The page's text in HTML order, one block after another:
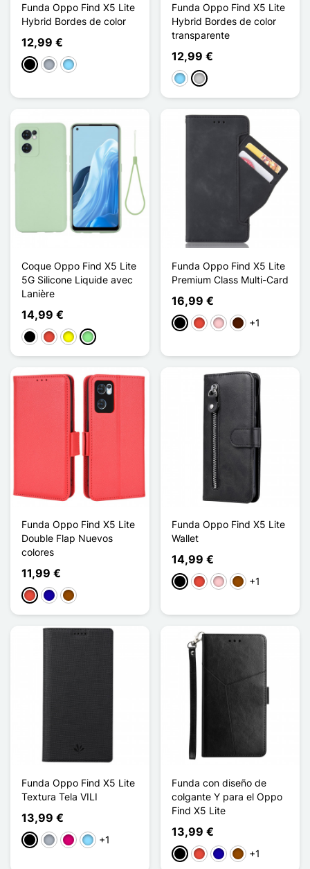
Funda Oppo Find X5 Lite
Hybrid Bordes de color
12,99 €
NegroGris Azul claro
Funda Oppo Find X5 Lite
Hybrid Bordes de color
transparente
12,99 €
Azul claroTransparente
Coque Oppo Find X5 Lite
5G Silicone Liquide avec
Lanière
14,99 €
NegroRojoAmarilloVerde claro
Funda Oppo Find X5 Lite
Premium Class Multi-Card
16,99 €
NegroRojoRosaMarrón oscuro
+1
Funda Oppo Find X5 Lite
Double Flap Nuevos
colores
11,99 €
RojoAzul oscuro
Marrón
Funda Oppo Find X5 Lite
Wallet
14,99 €
NegroRojoRosaMarrón
+1
Funda Oppo Find X5 Lite
Textura Tela VILI
13,99 €
NegroGris MagentaAzul claro
+1
Funda con diseño de
colgante Y para el Oppo
Find X5 Lite
13,99 €
NegroRojoAzul oscuro
Marrón
+1